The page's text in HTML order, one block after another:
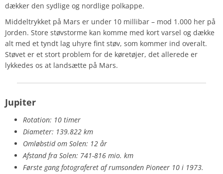
dækker den sydlige og nordlige polkappe.
Middeltrykket på Mars er under 10 millibar – mod 1.000 her på
Jorden. Store støvstorme kan komme med kort varsel og dække
alt med et tyndt lag uhyre fint støv, som kommer ind overalt.
Støvet er et stort problem for de køretøjer, det allerede er
lykkedes os at landsætte på Mars.
Jupiter
Rotation: 10 timer
Diameter: 139.822 km
Omløbstid om Solen: 12 år
Afstand fra Solen: 741-816 mio. km
Første gang fotograferet af rumsonden Pioneer 10 i 1973.